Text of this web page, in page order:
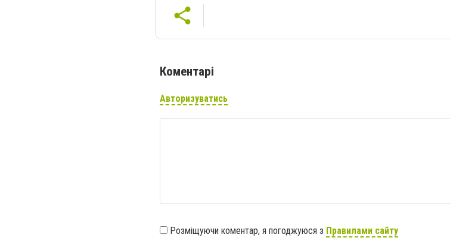
Коментарі
Авторизуватись
Розміщуючи коментар, я погоджуюся з Правилами сайту